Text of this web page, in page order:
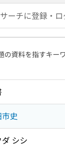
ーチに登録・
資料を指すキー
史
ダ シシ